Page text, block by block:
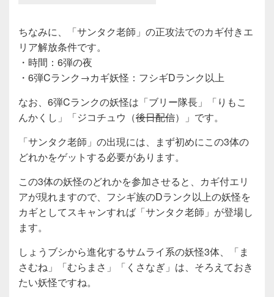
ちなみに、「サンタク老師」の正攻法でのカギ付きエ
リア解放条件です。
・時間：6弾の夜
・6弾Cランク→カギ妖怪：フシギDランク以上
なお、6弾Cランクの妖怪は「ブリー隊長」「りもこ
んかくし」「ジコチュウ（後日配信）」です。
「サンタク老師」の出現には、まず初めにこの3体の
どれかをゲットする必要があります。
この3体の妖怪のどれかを参加させると、カギ付エリ
アが現れますので、フシギ族のDランク以上の妖怪を
カギとしてスキャンすれば「サンタク老師」が登場し
ます。
しょうブシから進化するサムライ系の妖怪3体、「ま
さむね」「むらまさ」「くさなぎ」は、そろえておき
たい妖怪ですね。